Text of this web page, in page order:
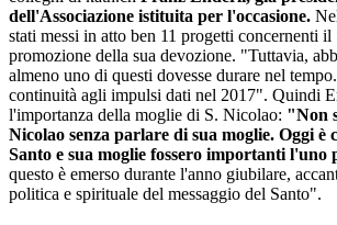
dell'Associazione istituita per l'occasione.
stati messi in atto ben 11 progetti concernenti il
promozione della sua devozione. "Tuttavia,
almeno uno di questi dovesse durare nel
continuità agli impulsi dati nel 2017". Quindi
l'importanza della moglie di S. Nicolao: "Non
Nicolao senza parlare di sua moglie. Oggi è
Santo e sua moglie fossero importanti l'uno
questo è emerso durante l'anno giubilare,
politica e spirituale del messaggio del Santo".